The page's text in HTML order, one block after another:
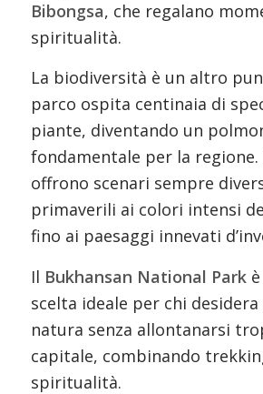
Bibongsa, che regalano
spiritualità.
La biodiversità è un altro
parco ospita centinaia di
piante, diventando un
fondamentale per la regione.
offrono scenari sempre
primaverili ai colori intensi
fino ai paesaggi innevati
Il Bukhansan National Parkè
scelta ideale per chi desidera
natura senza allontanarsi
capitale, combinando
spiritualità.